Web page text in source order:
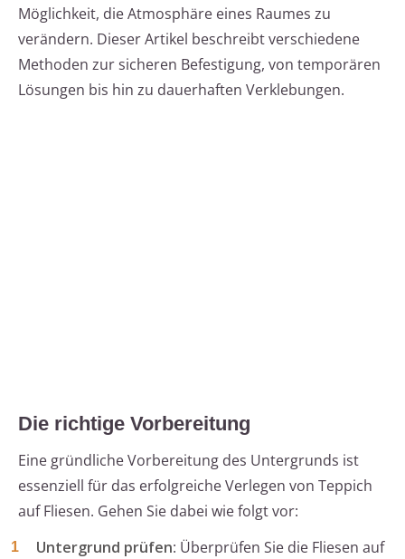
Möglichkeit, die Atmosphäre eines Raumes zu
verändern. Dieser Artikel beschreibt verschiedene
Methoden zur sicheren Befestigung, von temporären
Lösungen bis hin zu dauerhaften Verklebungen.
Die richtige Vorbereitung
Eine gründliche Vorbereitung des Untergrunds ist
essenziell für das erfolgreiche Verlegen von Teppich
auf Fliesen. Gehen Sie dabei wie folgt vor:
Untergrund prüfen: Überprüfen Sie die Fliesen auf